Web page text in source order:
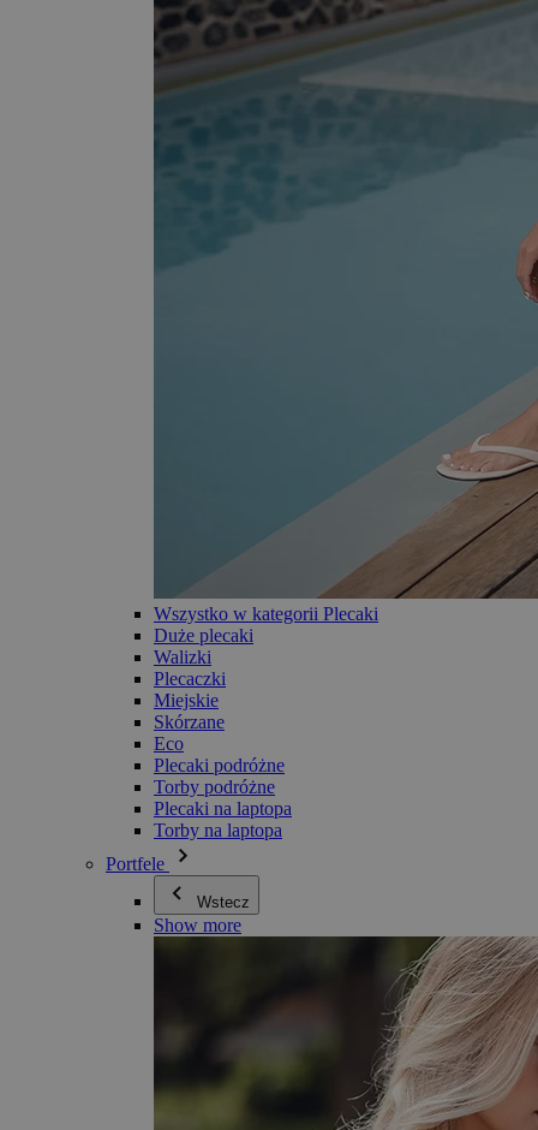
Wszystko w kategorii Plecaki
Duże plecaki
Walizki
Plecaczki
Miejskie
Skórzane
Eco
Plecaki podróżne
Torby podróżne
Plecaki na laptopa
Torby na laptopa
Portfele
Wstecz
Show more